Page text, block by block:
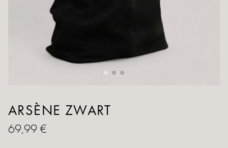
ARSÈNE ZWART
69,99 €